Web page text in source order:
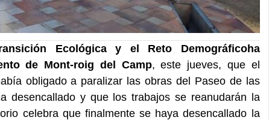
Ecológica y el Reto Demográficoha
de Mont-roig del Camp, este jueves, que el
obligado a paralizar las obras del Paseo de las
desencallado y que los trabajos se reanudarán la
celebra que finalmente se haya desencallado la